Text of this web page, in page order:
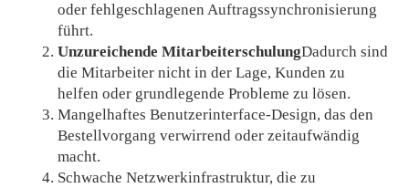
oder fehlgeschlagenen Auftragssynchronisierung
führt.
Unzureichende MitarbeiterschulungDadurch sind
die Mitarbeiter nicht in der Lage, Kunden zu
helfen oder grundlegende Probleme zu lösen.
Mangelhaftes Benutzerinterface-Design, das den
Bestellvorgang verwirrend oder zeitaufwändig
macht.
Schwache Netzwerkinfrastruktur, die zu